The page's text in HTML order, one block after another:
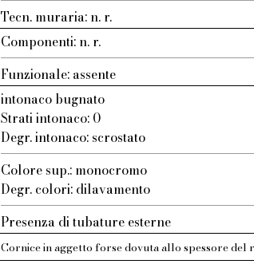
Tecn. muraria: n. r.
Componenti: n. r.
Funzionale: assente
intonaco bugnato
Strati intonaco: 0
Degr. intonaco: scrostato
Colore sup.: monocromo
Degr. colori: dilavamento
Presenza di tubature esterne
Cornice in aggetto forse dovuta allo spessore del